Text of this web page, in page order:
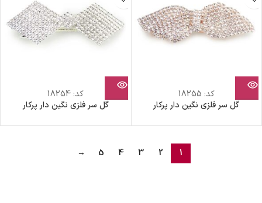
کد: 18255
گل سر فلزی نگین دار پرکار
کد: 18254
گل سر فلزی نگین دار پرکار
1
2
3
4
5
→